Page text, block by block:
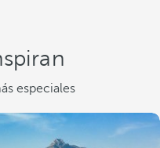
especiales